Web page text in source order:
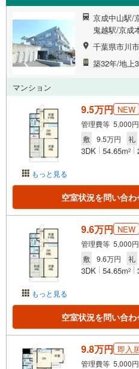
京成中山駅/
鬼越駅/京成
千葉県市川
築32年/地上
マンション
もっと見る
9.5万円 NEW
管理費等 5,000円
敷
9.5万円 礼
3DK 54.65m2
空室状況を問い合わ
もっと見る
9.6万円 NEW
管理費等 5,000円
敷
9.6万円 礼
3DK 54.65m2
空室状況を問い合わ
9.8万円 即入
管理費等 5,000円